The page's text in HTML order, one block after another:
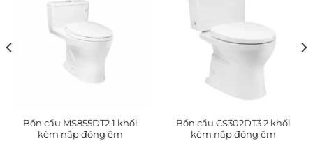
Thiết kế tinh gọn, dễ kết hợp với nhiều loại
lavabo.
Lớp mạ Nickel – Crom cao cấp, sáng bóng, chống
bong tróc và ăn mòn.
khỏe.
Bồn cầu MS855DT2 1 khối
kèm nắp đóng êm
Bồn cầu CS302DT3 2 khối
kèm nắp đóng êm